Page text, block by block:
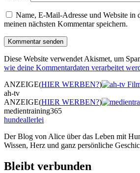
Name, E-Mail-Adresse und Website in
meinen nächsten Kommentar speichern.
Diese Website verwendet Akismet, um
wie deine Kommentardaten verarbeitet
ANZEIGE(HIER WERBEN?)
ah-tv
ANZEIGE(HIER WERBEN?)
medientraining365
hundeallerlei
Der Blog von Alice über das Leben mit
Wissen, Herz und ganz persönliche
Bleibt verbunden